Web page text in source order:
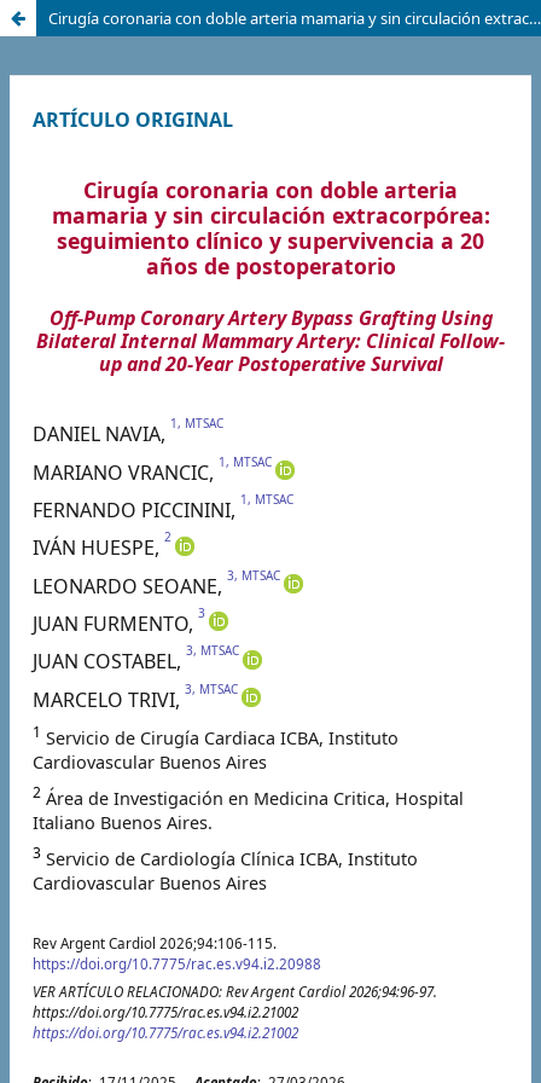
Cirugía coronaria con doble arteria mamaria y sin circulación extracorpórea: seguimiento clínico y sobrevida a 20 años de postoperatorio